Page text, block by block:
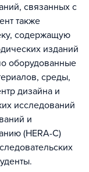
связанных с
также
содержащую
изданий
оборудованные
среды,
дизайна и
исследований
и
(HERA-C)